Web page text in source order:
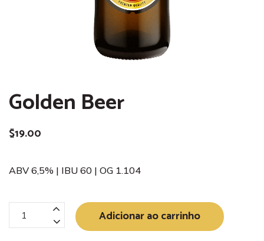
Golden Beer
$19.00
ABV 6,5% | IBU 60 | OG 1.104
Beer
Adicionar ao carrinho